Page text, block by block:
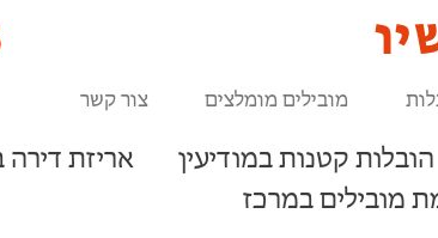
מובילים מומלצים צור קשר
הובלות קטנות במודיעין אריזת דירה
מובילים במרכז